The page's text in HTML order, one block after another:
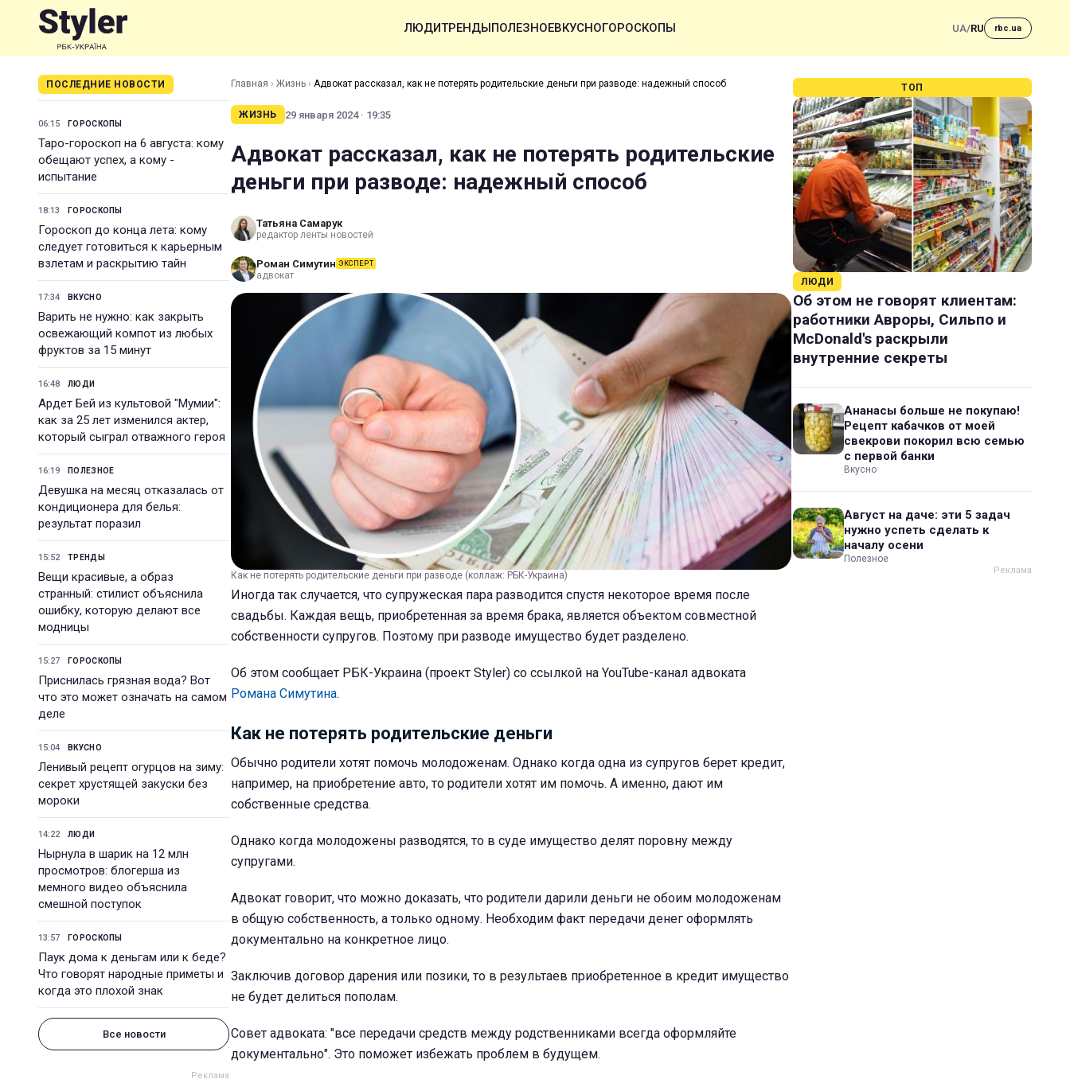
ЛЮДИТРЕНДЫПОЛЕЗНОЕВКУСНОГОРОСКОПЫ UA/RU rbc.ua
ПОСЛЕДНИЕ НОВОСТИ
06:15 ГОРОСКОПЫ
Таро-гороскоп на 6 августа: кому
обещают успех, а кому -
испытание
18:13 ГОРОСКОПЫ
Гороскоп до конца лета: кому
следует готовиться к карьерным
взлетам и раскрытию тайн
17:34 ВКУСНО
Варить не нужно: как закрыть
освежающий компот из любых
фруктов за 15 минут
16:48 ЛЮДИ
Ардет Бей из культовой "Мумии":
как за 25 лет изменился актер,
который сыграл отважного героя
16:19 ПОЛЕЗНОЕ
Девушка на месяц отказалась от
кондиционера для белья:
результат поразил
15:52 ТРЕНДЫ
Вещи красивые, а образ
странный: стилист объяснила
ошибку, которую делают все
модницы
15:27 ГОРОСКОПЫ
Приснилась грязная вода? Вот
что это может означать на самом
деле
15:04 ВКУСНО
Ленивый рецепт огурцов на зиму:
секрет хрустящей закуски без
мороки
14:22 ЛЮДИ
Нырнула в шарик на 12 млн
просмотров: блогерша из
мемного видео объяснила
смешной поступок
13:57 ГОРОСКОПЫ
Паук дома к деньгам или к беде?
Что говорят народные приметы и
когда это плохой знак
Все новости
Главная › Жизнь › Адвокат рассказал, как не потерять родительские деньги при разводе: надежный способ
ЖИЗНЬ 29 января 2024 · 19:35
Адвокат рассказал, как не потерять родительские
деньги при разводе: надежный способ
Татьяна Самарук
редактор ленты новостей
Роман Симутин ЭКСПЕРТ
адвокат
Как не потерять родительские деньги при разводе (коллаж: РБК-Украина)
Иногда так случается, что супружеская пара разводится спустя некоторое время после
свадьбы. Каждая вещь, приобретенная за время брака, является объектом совместной
собственности супругов. Поэтому при разводе имущество будет разделено.
Об этом сообщает РБК-Украина (проект Styler) со ссылкой на YouTube-канал адвоката
Романа Симутина.
Как не потерять родительские деньги
Обычно родители хотят помочь молодоженам. Однако когда одна из супругов берет кредит,
например, на приобретение авто, то родители хотят им помочь. А именно, дают им
собственные средства.
Однако когда молодожены разводятся, то в суде имущество делят поровну между
супругами.
Адвокат говорит, что можно доказать, что родители дарили деньги не обоим молодоженам
в общую собственность, а только одному. Необходим факт передачи денег оформлять
документально на конкретное лицо.
Заключив договор дарения или позики, то в результаев приобретенное в кредит имущество
не будет делиться пополам.
Совет адвоката: "все передачи средств между родственниками всегда оформляйте
документально". Это поможет избежать проблем в будущем.
ТОП
ЛЮДИ
Об этом не говорят клиентам:
работники Авроры, Сильпо и
McDonald's раскрыли
внутренние секреты
Ананасы больше не покупаю!
Рецепт кабачков от моей
свекрови покорил всю семью
с первой банки
Вкусно
Август на даче: эти 5 задач
нужно успеть сделать к
началу осени
Полезное